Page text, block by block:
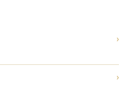
›
›